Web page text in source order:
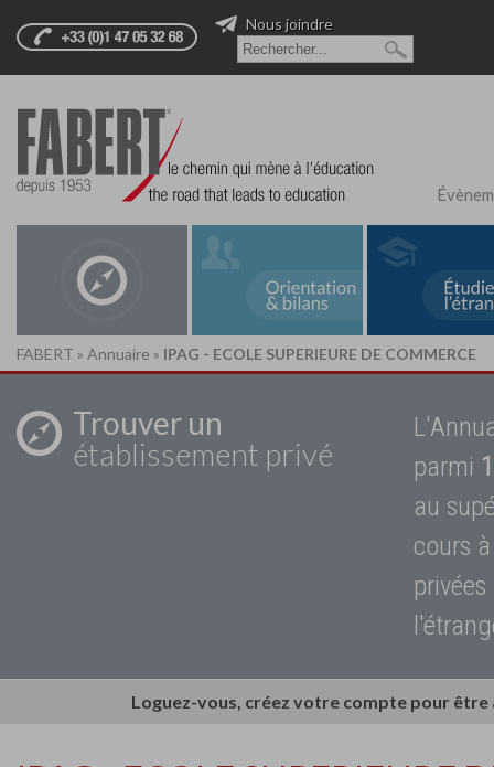
Nous joindre
FABERT » Annuaire » IPAG - ECOLE SUPERIEURE DE COMMERCE
Trouver un
établissement privé
parmi
au
cours
Loguez-vous, créez votre compte pour